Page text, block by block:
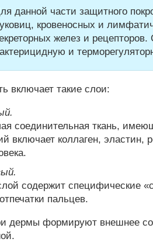
данной части защитного
кровеносных и
желез и
и
включает такие слои:
соединительная ткань,
включает коллаген, эластин,
содержит специфические
пальцев.
дермы формируют внешнее